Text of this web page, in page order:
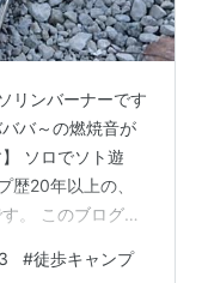
リンバーナーです
バ～の燃焼音が
ソロでソト遊
歴20年以上の、
。 このブログは
者ですが、少し
#徒歩キャンプ